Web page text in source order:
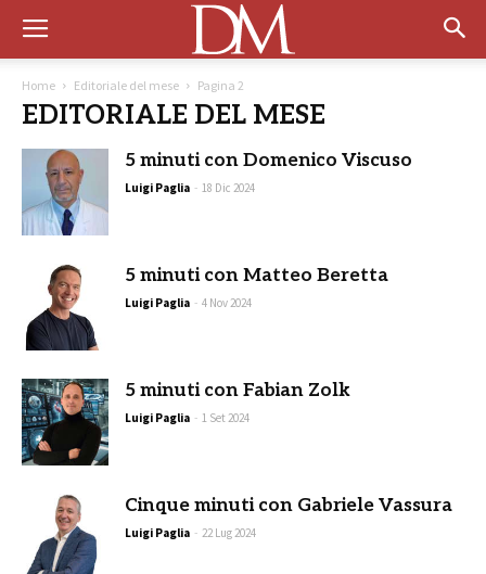
Home Editoriale del mese Pagina 2
EDITORIALE DEL MESE
5 minuti con Domenico Viscuso
Luigi Paglia - 18 Dic 2024
5 minuti con Matteo Beretta
Luigi Paglia - 4 Nov 2024
5 minuti con Fabian Zolk
Luigi Paglia - 1 Set 2024
Cinque minuti con Gabriele Vassura
Luigi Paglia - 22 Lug 2024